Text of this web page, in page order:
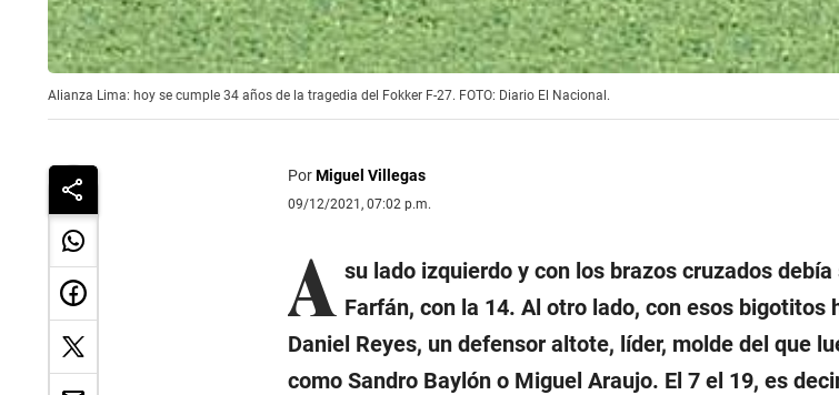
​Alianza Lima: hoy se cumple 34 años de la tragedia del Fokker F-27. FOTO: Diario El Nacional.
PorMiguel Villegas
09/12/2021, 07:02 p.m.
A su lado izquierdo y con los brazos cruzados debía
Farfán, con la 14. Al otro lado, con esos bigotitos
Daniel Reyes, un defensor altote, líder, molde del que
como Sandro Baylón o Miguel Araujo. El 7 el 19, es